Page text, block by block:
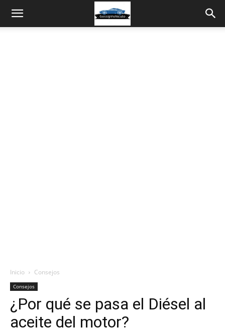
Inicio Consejos
Consejos
¿Por qué se pasa el Diésel al
aceite del motor?